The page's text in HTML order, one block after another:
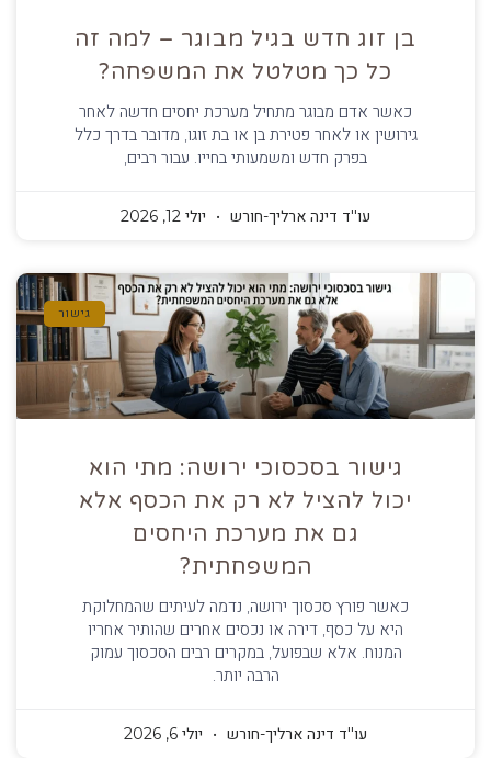
בן זוג חדש בגיל מבוגר – למה זה
כל כך מטלטל את המשפחה?
כאשר אדם מבוגר מתחיל מערכת יחסים חדשה לאחר
גירושין או לאחר פטירת בן או בת זוגו, מדובר בדרך כלל
בפרק חדש ומשמעותי בחייו. עבור רבים,
עו''ד דינה ארליך-חורש יולי 12, 2026
גישור
גישור בסכסוכי ירושה: מתי הוא
יכול להציל לא רק את הכסף אלא
גם את מערכת היחסים
המשפחתית?
כאשר פורץ סכסוך ירושה, נדמה לעיתים שהמחלוקת
היא על כסף, דירה או נכסים אחרים שהותיר אחריו
המנוח. אלא שבפועל, במקרים רבים הסכסוך עמוק
הרבה יותר.
עו''ד דינה ארליך-חורש יולי 6, 2026